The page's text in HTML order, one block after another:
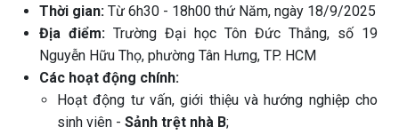
Thời gian: Từ 6h30 - 18h00 thứ Năm, ngày 18/9/2025
Địa điểm: Trường Đại học Tôn Đức Thắng, số 19
Nguyễn Hữu Thọ, phường Tân Hưng, TP. HCM
Các hoạt động chính:
Hoạt động tư vấn, giới thiệu và hướng nghiệp cho
sinh viên - Sảnh trệt nhà B;